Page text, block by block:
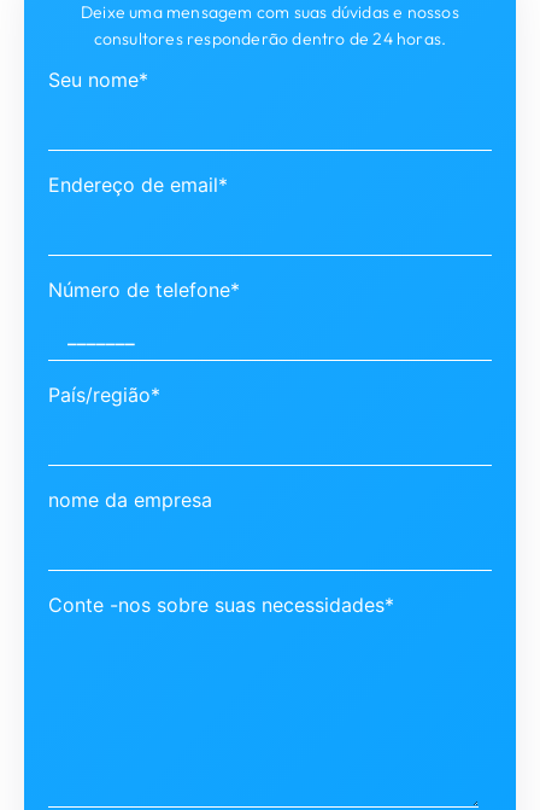
Deixe uma mensagem com suas dúvidas e nossos
consultores responderão dentro de 24 horas.
Seu nome*
Endereço de email*
Número de telefone*
País/região*
nome da empresa
Conte -nos sobre suas necessidades*